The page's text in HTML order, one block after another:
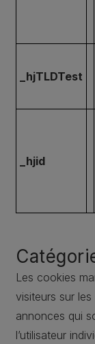
_hjTLDTest
_hjid
Les cookies
visiteurs sur
annonces qui
l’utilisateur